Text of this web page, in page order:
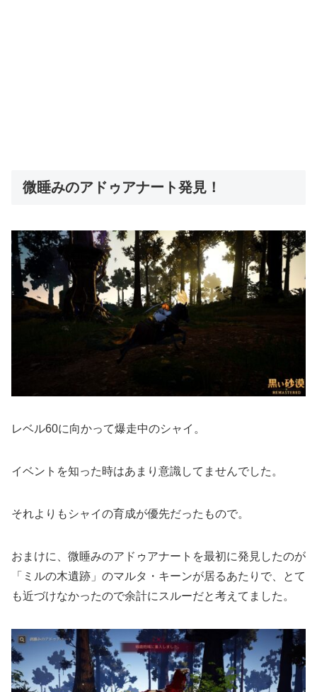
微睡みのアドゥアナート発見！
レベル60に向かって爆走中のシャイ。
イベントを知った時はあまり意識してませんでした。
それよりもシャイの育成が優先だったもので。
おまけに、微睡みのアドゥアナートを最初に発見したのが
「ミルの木遺跡」のマルタ・キーンが居るあたりで、とて
も近づけなかったので余計にスルーだと考えてました。